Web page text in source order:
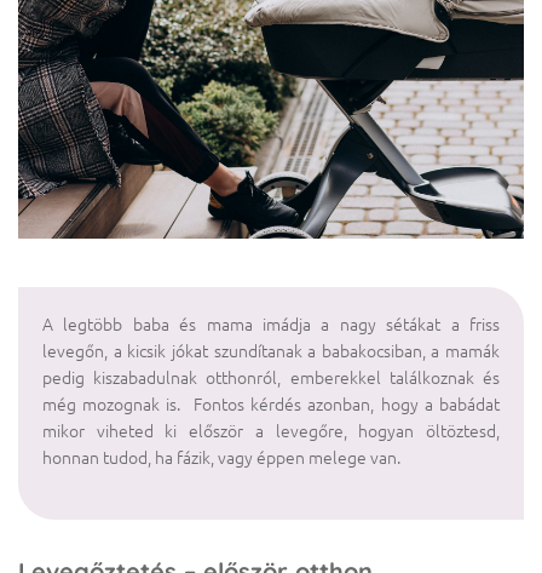
A legtöbb baba és mama imádja a nagy sétákat a friss
levegőn, a kicsik jókat szundítanak a babakocsiban, a mamák
pedig kiszabadulnak otthonról, emberekkel találkoznak és
még mozognak is. Fontos kérdés azonban, hogy a babádat
mikor viheted ki először a levegőre, hogyan öltöztesd,
honnan tudod, ha fázik, vagy éppen melege van.